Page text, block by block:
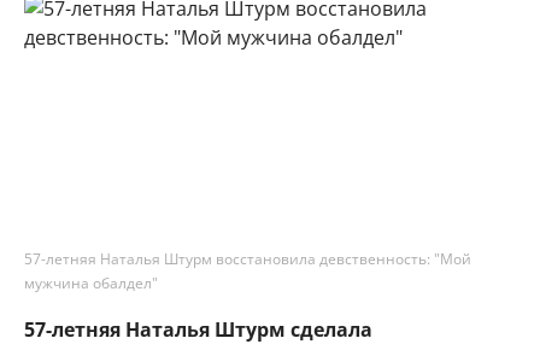
57-летняя Наталья Штурм восстановила девственность: "Мой
мужчина обалдел"
57-летняя Наталья Штурм сделала